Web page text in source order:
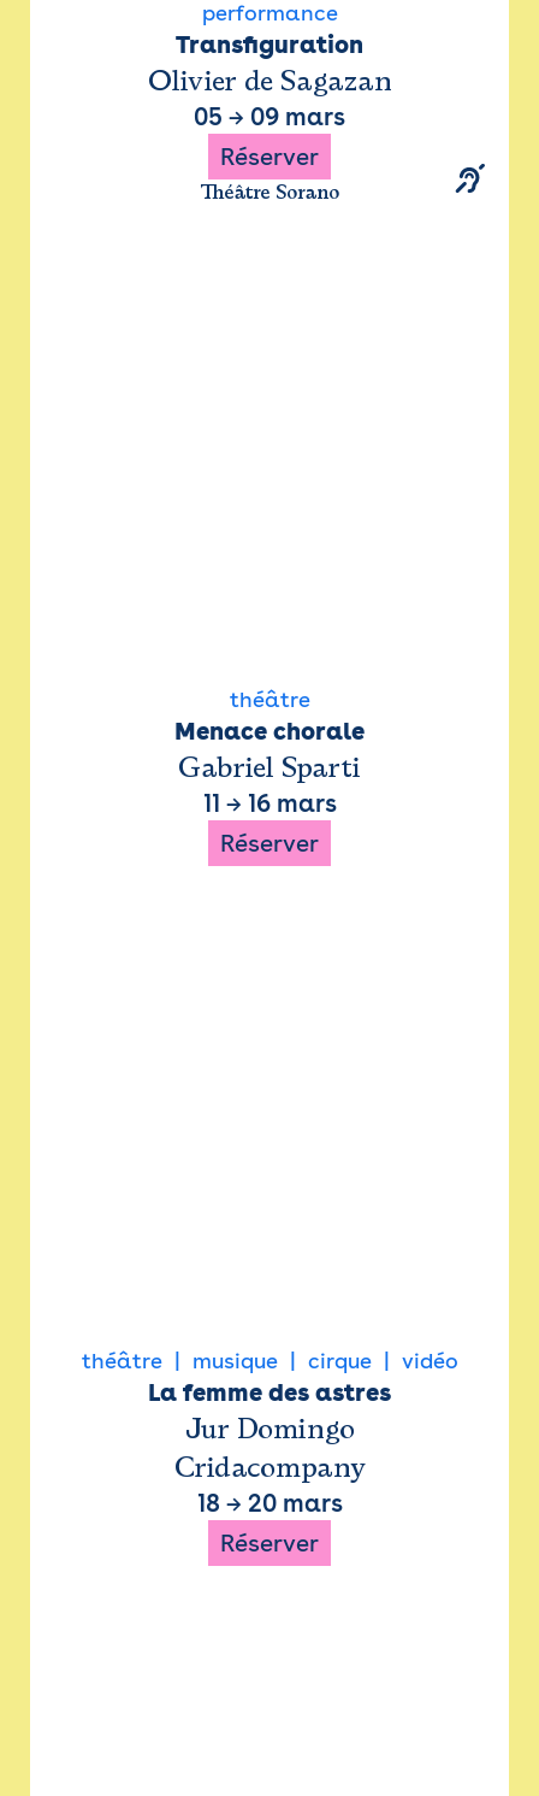
performance
Transfiguration
Olivier de Sagazan
05 → 09 mars
Réserver
Théâtre Sorano
théâtre
Menace chorale
Gabriel Sparti
11 → 16 mars
Réserver
théâtre musique cirque vidéo
La femme des astres
Jur Domingo
Cridacompany
18 → 20 mars
Réserver